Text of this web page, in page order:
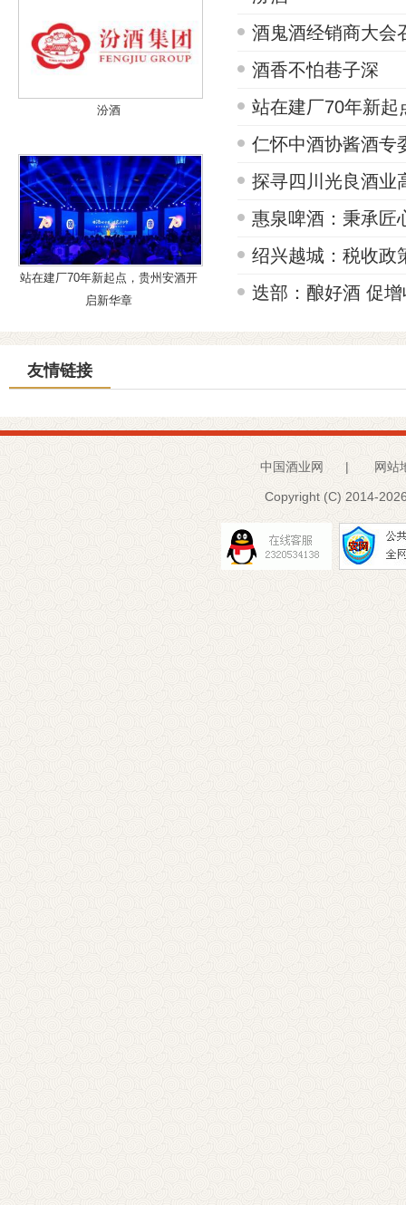
汾酒
站在建厂70年新起点，贵州安酒开
启新华章
酒鬼酒经销商大会
酒香不怕巷子深
站在建厂70年新起
仁怀中酒协酱酒专
探寻四川光良酒业
惠泉啤酒：秉承匠
绍兴越城：税收政
迭部：酿好酒 促增
友情链接
中国酒业网 | 网站
Copyright (C) 2014-